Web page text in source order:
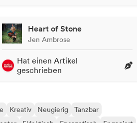
Heart of Stone
Jen Ambrose
Hat einen Artikel
geschrieben
Kreativ Neugierig
Tanzbar